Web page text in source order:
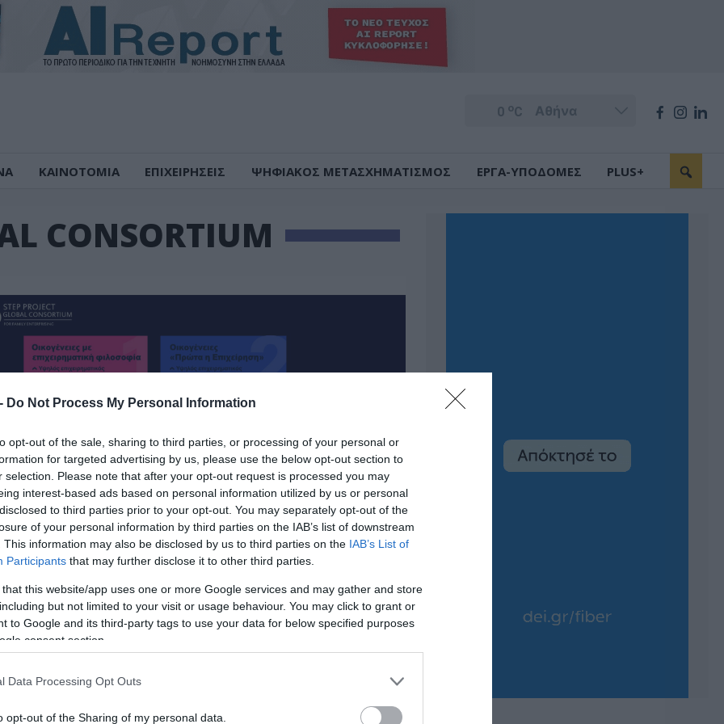
Do Not Process My Personal Information
opt-out of the sale, sharing to third parties, or processing of your personal or
for targeted advertising by us, please use the below opt-out section to
selection. Please note that after your opt-out request is processed you may
interest-based ads based on personal information utilized by us or personal
to third parties prior to your opt-out. You may separately opt-out of the
of your personal information by third parties on the IAB’s list of downstream
This information may also be disclosed by us to third parties on the IAB’s List of
Participants that may further disclose it to other third parties.
that this website/app uses one or more Google services and may gather and store
but not limited to your visit or usage behaviour. You may click to grant or
to Google and its third-party tags to use your data for below specified purposes
consent section.
Data Processing Opt Outs
opt-out of the Sharing of my personal data.
0 oC
ΚΑΙΝΟΤΟΜΙΑ ΕΠΙΧΕΙΡΗΣΕΙΣ ΨΗΦΙΑΚΟΣ ΜΕΤΑΣΧΗΜΑΤΙΣΜΟΣ ΕΡΓΑ-ΥΠΟΔΟΜΕΣ PLUS+
CONSORTIUM